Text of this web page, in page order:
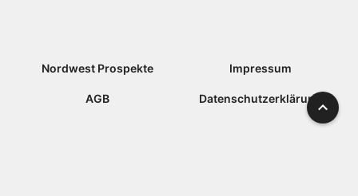
Nordwest Prospekte Impressum
AGB Datenschutzerklärung Nach